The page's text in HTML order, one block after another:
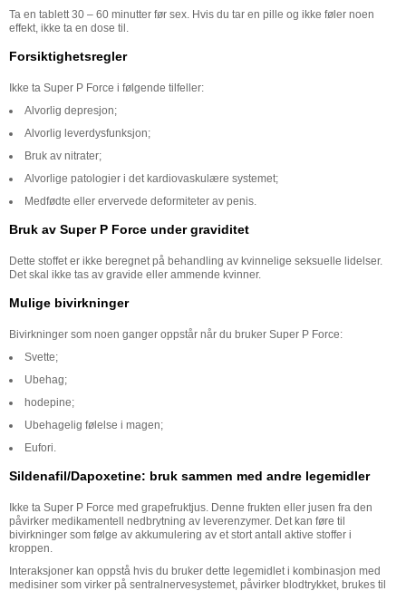
Ta en tablett 30 – 60 minutter før sex. Hvis du tar en pille og ikke føler noen
effekt, ikke ta en dose til.
Forsiktighetsregler
Ikke ta Super P Force i følgende tilfeller:
Alvorlig depresjon;
Alvorlig leverdysfunksjon;
Bruk av nitrater;
Alvorlige patologier i det kardiovaskulære systemet;
Medfødte eller ervervede deformiteter av penis.
Bruk av Super P Force under graviditet
Dette stoffet er ikke beregnet på behandling av kvinnelige seksuelle lidelser.
Det skal ikke tas av gravide eller ammende kvinner.
Mulige bivirkninger
Bivirkninger som noen ganger oppstår når du bruker Super P Force:
Svette;
Ubehag;
hodepine;
Ubehagelig følelse i magen;
Eufori.
Sildenafil/Dapoxetine: bruk sammen med andre legemidler
Ikke ta Super P Force med grapefruktjus. Denne frukten eller jusen fra den
påvirker medikamentell nedbrytning av leverenzymer. Det kan føre til
bivirkninger som følge av akkumulering av et stort antall aktive stoffer i
kroppen.
Interaksjoner kan oppstå hvis du bruker dette legemidlet i kombinasjon med
medisiner som virker på sentralnervesystemet, påvirker blodtrykket, brukes til